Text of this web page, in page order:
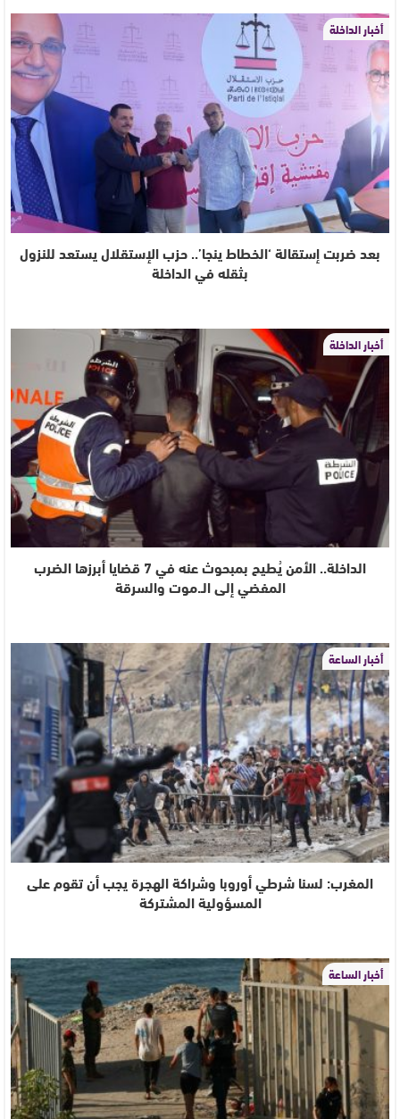
أخبار الداخلة
بعد ضربت إستقالة ‘الخطاط ينجا’.. حزب الإستقلال يستعد للنزول
بثقله في الداخلة
أخبار الداخلة
الداخلة.. الأمن يُطيح بمبحوث عنه في 7 قضايا أبرزها الضرب
المفضي إلى الـ.موت والسرقة
أخبار الساعة
المغرب: لسنا شرطي أوروبا وشراكة الهجرة يجب أن تقوم على
المسؤولية المشتركة
أخبار الساعة